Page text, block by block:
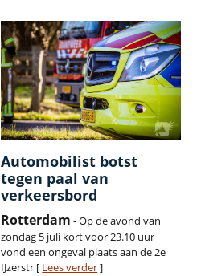
Automobilist botst
tegen paal van
verkeersbord
Rotterdam - Op de avond van
zondag 5 juli kort voor 23.10 uur
vond een ongeval plaats aan de 2e
IJzerstr [ Lees verder]